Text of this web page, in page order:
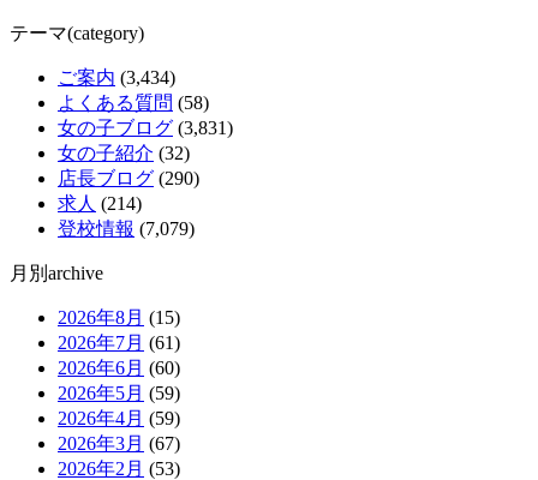
テーマ(category)
ご案内 (3,434)
よくある質問 (58)
女の子ブログ (3,831)
女の子紹介 (32)
店長ブログ (290)
求人 (214)
登校情報 (7,079)
月別archive
2026年8月 (15)
2026年7月 (61)
2026年6月 (60)
2026年5月 (59)
2026年4月 (59)
2026年3月 (67)
2026年2月 (53)